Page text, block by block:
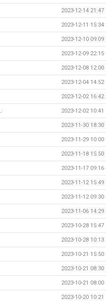
2023-12-14 21:47
2023-12-11 15:34
2023-12-10 09:09
2023-12-09 22:15
2023-12-08 12:00
2023-12-04 14:52
2023-12-02 16:42
2023-12-02 10:41
2023-11-30 18:30
2023-11-29 10:00
2023-11-18 15:50
2023-11-17 09:16
2023-11-12 15:49
2023-11-12 09:30
2023-11-06 14:29
2023-10-28 15:47
2023-10-28 10:13
2023-10-21 15:50
2023-10-21 08:30
2023-10-21 08:00
2023-10-20 10:21